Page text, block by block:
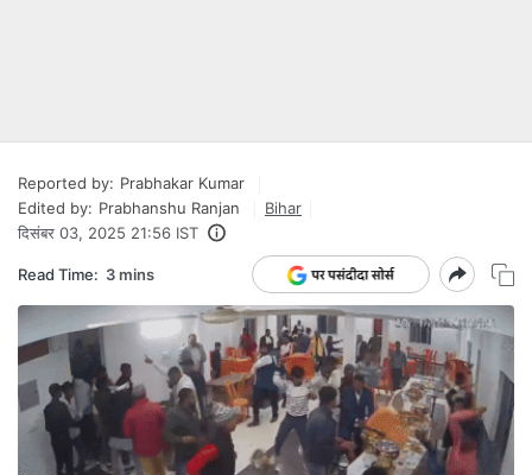
Reported by: Prabhakar Kumar
Edited by: Prabhanshu Ranjan
Bihar
दिसंबर 03, 2025 21:56 IST
Read Time: 3 mins